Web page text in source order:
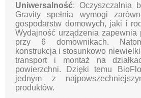
Uniwersalność: Oczyszczalnia
Gravity spełnia wymogi
gospodarstw domowych, jaki i
Wydajność urządzenia zapewnia
przy 6 domownikach.
konstrukcja i stosunkowo
transport i montaż na
powierzchni. Dzięki temu
jednym z
produktów.